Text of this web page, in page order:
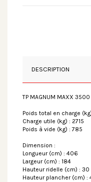
DESCRIPTION
TP MAGNUM MAXX
Poids total en charge
Charge utile (kg) : 2715
Poids à vide (kg) : 785
Dimension :
Longueur (cm) : 406
Largeur (cm) : 184
Hauteur ridelle (cm) : 30
Hauteur plancher (cm) :